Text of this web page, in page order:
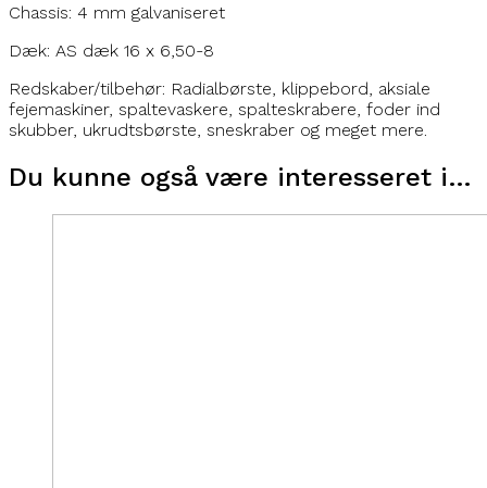
Chassis: 4 mm galvaniseret
Dæk: AS dæk 16 x 6,50-8
Redskaber/tilbehør: Radialbørste, klippebord, aksiale
fejemaskiner, spaltevaskere, spalteskrabere, foder ind
skubber, ukrudtsbørste, sneskraber og meget mere.
Du kunne også være interesseret i…